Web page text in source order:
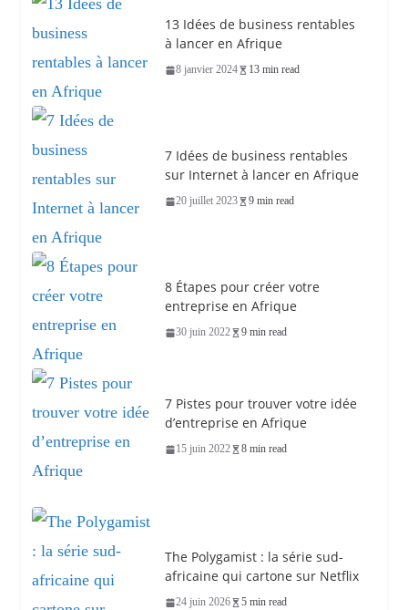
13 Idées de business rentables
à lancer en Afrique
8 janvier 2024 13 min read
7 Idées de business rentables
sur Internet à lancer en Afrique
20 juillet 2023 9 min read
8 Étapes pour créer votre
entreprise en Afrique
30 juin 2022 9 min read
7 Pistes pour trouver votre idée
d’entreprise en Afrique
15 juin 2022 8 min read
The Polygamist : la série sud-
africaine qui cartone sur Netflix
24 juin 2026 5 min read